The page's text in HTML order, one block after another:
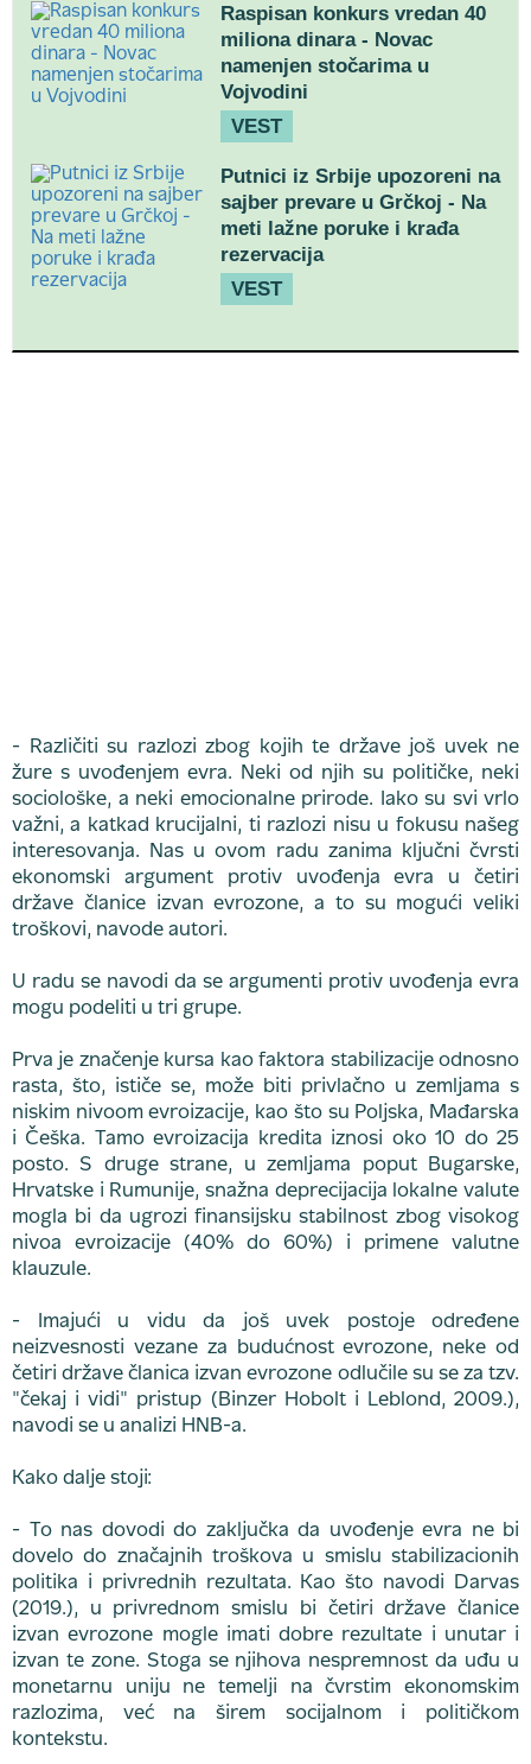
Raspisan konkurs vredan 40
miliona dinara - Novac
namenjen stočarima u
Vojvodini
VEST
Putnici iz Srbije upozoreni na
sajber prevare u Grčkoj - Na
meti lažne poruke i krađa
rezervacija
VEST
- Različiti su razlozi zbog kojih te države još uvek ne
žure s uvođenjem evra. Neki od njih su političke, neki
sociološke, a neki emocionalne prirode. Iako su svi vrlo
važni, a katkad krucijalni, ti razlozi nisu u fokusu našeg
interesovanja. Nas u ovom radu zanima ključni čvrsti
ekonomski argument protiv uvođenja evra u četiri
države članice izvan evrozone, a to su mogući veliki
troškovi, navode autori.
U radu se navodi da se argumenti protiv uvođenja evra
mogu podeliti u tri grupe.
Prva je značenje kursa kao faktora stabilizacije odnosno
rasta, što, ističe se, može biti privlačno u zemljama s
niskim nivoom evroizacije, kao što su Poljska, Mađarska
i Češka. Tamo evroizacija kredita iznosi oko 10 do 25
posto. S druge strane, u zemljama poput Bugarske,
Hrvatske i Rumunije, snažna deprecijacija lokalne valute
mogla bi da ugrozi finansijsku stabilnost zbog visokog
nivoa evroizacije (40% do 60%) i primene valutne
klauzule.
- Imajući u vidu da još uvek postoje određene
neizvesnosti vezane za budućnost evrozone, neke od
četiri države članica izvan evrozone odlučile su se za tzv.
"čekaj i vidi" pristup (Binzer Hobolt i Leblond, 2009.),
navodi se u analizi HNB-a.
Kako dalje stoji:
- To nas dovodi do zaključka da uvođenje evra ne bi
dovelo do značajnih troškova u smislu stabilizacionih
politika i privrednih rezultata. Kao što navodi Darvas
(2019.), u privrednom smislu bi četiri države članice
izvan evrozone mogle imati dobre rezultate i unutar i
izvan te zone. Stoga se njihova nespremnost da uđu u
monetarnu uniju ne temelji na čvrstim ekonomskim
razlozima, već na širem socijalnom i političkom
kontekstu.